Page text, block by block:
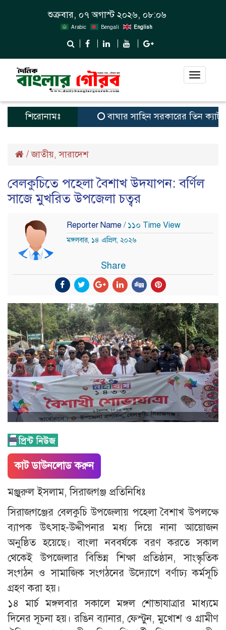
শুক্রবার, ০৭ অগাস্ট ২০২৬, ০৮:০৬
Arabic Bengali English
Toggle
শিরোনামঃ বাঘার সাহিন সরকারের তিন
/জাতীয়,সারাদেশ
বেলকুচিতে পহেলা বৈশাখ উদযাপন: বর্ণিল
সাজে মুখরিত উপজেলা চত্বর
Reporter Name / ১১০ Time View
মঙ্গলবার, ১৪ এপ্রিল, ২০২৬
Share
কাট ডাউনলোড করুন
মঞ্জুরুল ইসলাম, সিরাজগঞ্জ প্রতিনিধিঃ
সিরাজগঞ্জের বেলকুচি উপজেলায় পহেলা বৈশাখ উপলক্ষে
ব্যাপক উৎসাহ-উদ্দীপনার মধ্য দিয়ে নানা আয়োজন
অনুষ্ঠিত হয়েছে। বাংলা নববর্ষকে বরণ করতে সকাল
থেকেই উপজেলার বিভিন্ন শিক্ষা প্রতিষ্ঠান, সাংস্কৃতিক
সংগঠন ও সামাজিক সংগঠনের উদ্যোগে বর্ণাঢ্য কর্মসূচি
গ্রহণ করা হয়।
১৪ মার্চ মঙ্গলবার সকালে মঙ্গল শোভাযাত্রার মাধ্যমে
দিনের সূচনা হয়। রঙিন ব্যানার, ফেস্টুন, মুখোশ ও গ্রামীণ